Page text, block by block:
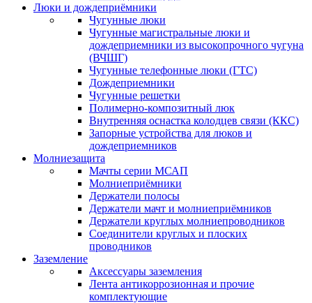
Люки и дождеприёмники
Чугунные люки
Чугунные магистральные люки и
дождеприемники из высокопрочного чугуна
(ВЧШГ)
Чугунные телефонные люки (ГТС)
Дождеприемники
Чугунные решетки
Полимерно-композитный люк
Внутренняя оснастка колодцев связи (ККС)
Запорные устройства для люков и
дождеприемников
Молниезащита
Мачты серии МСАП
Молниеприёмники
Держатели полосы
Держатели мачт и молниеприёмников
Держатели круглых молниепроводников
Cоединители круглых и плоских
проводников
Заземление
Аксессуары заземления
Лента антикоррозионная и прочие
комплектующие